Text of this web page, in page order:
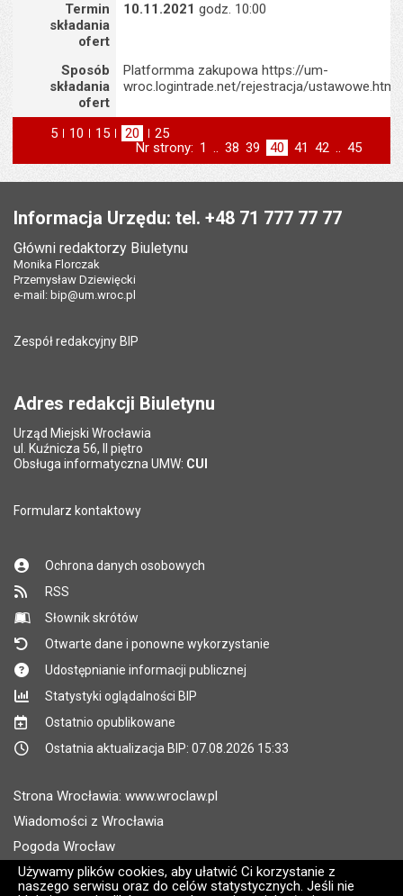
Używamy plików cookies, aby ułatwić Ci korzystanie z
naszego serwisu oraz do celów statystycznych. Jeśli nie
Termin
składania
ofert
10.11.2021 godz. 10:00
Sposób
składania
ofert
Platformma zakupowa https://um-
wroc.logintrade.net/rejestracja/ustawowe.html
5 elementów na stronie
10 elementów
na stronie
15 elementów
na stronie
20 elementów
na stronie
25
na stronie
Nr strony: Strona
1 .. Strona
38 Strona
39 Strona
40 Strona
41 Strona
42 .. Strona
45
Informacja Urzędu: tel. +48 71 777 77 77
Główni redaktorzy Biuletynu
Monika Florczak
Przemysław Dziewięcki
e-mail: bip@um.wroc.pl
Zespół redakcyjny BIP
Adres redakcji Biuletynu
Urząd Miejski Wrocławia
ul. Kuźnicza 56, II piętro
Obsługa informatyczna UMW: CUI
Formularz kontaktowy
Ochrona danych osobowych
RSS
Słownik skrótów
Otwarte dane i ponowne wykorzystanie
Udostępnianie informacji publicznej
Statystyki oglądalności BIP
Ostatnio opublikowane
Ostatnia aktualizacja BIP: 07.08.2026 15:33
Strona Wrocławia: www.wroclaw.pl
Wiadomości z Wrocławia
Pogoda Wrocław
Rozkłady jazdy MPK Wrocław